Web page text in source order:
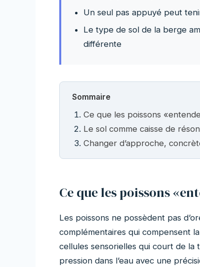
Un seul pas appuyé peut
Le type de sol de la berge
différente
Sommaire
Ce que les poissons
Le sol comme caisse de
Changer d’approche,
Ce que les poissons
Les poissons ne possèdent pas
complémentaires qui compensent
cellules sensorielles qui court de
pression dans l’eau avec une